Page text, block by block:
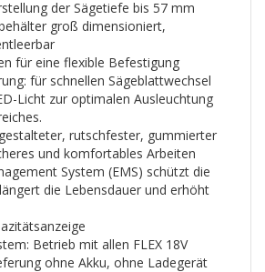
der Sägetiefe bis 57 mm
groß dimensioniert,
für eine flexible Befestigung
für schnellen Sägeblattwechsel
Licht zur optimalen Ausleuchtung
rutschfester, gummierter
und komfortables Arbeiten
System (EMS) schützt die
die Lebensdauer und erhöht
Betrieb mit allen FLEX 18V
ohne Akku, ohne Ladegerät